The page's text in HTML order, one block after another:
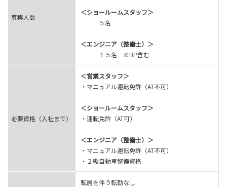
募集人数
＜ショールームスタッフ＞
５名
＜エンジニア（整備士）＞
１５名 ※BP含む
必要資格（入社まで）
＜営業スタッフ＞
・マニュアル運転免許（AT不可）
＜ショールームスタッフ＞
・運転免許（AT可）
＜エンジニア（整備士）＞
・マニュアル運転免許（AT不可）
・２級自動車整備資格
転居を伴う転勤なし